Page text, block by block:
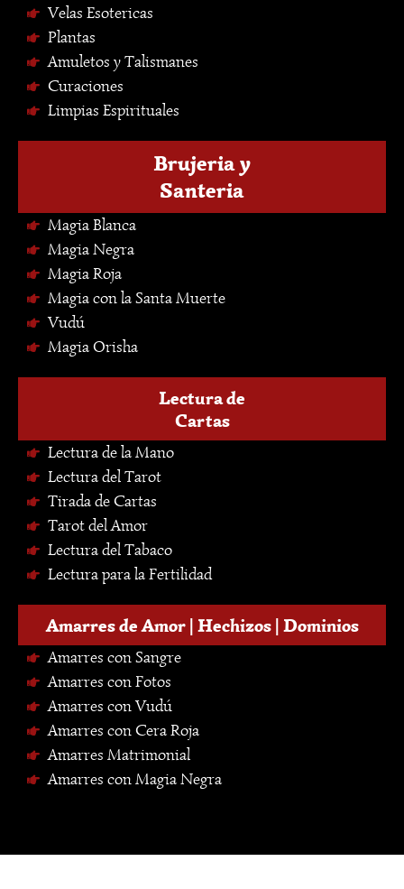
Velas Esotericas
Plantas
Amuletos y Talismanes
Curaciones
Limpias Espirituales
Brujeria y
Santeria
Magia Blanca
Magia Negra
Magia Roja
Magia con la Santa Muerte
Vudú
Magia Orisha
Lectura de
Cartas
Lectura de la Mano
Lectura del Tarot
Tirada de Cartas
Tarot del Amor
Lectura del Tabaco
Lectura para la Fertilidad
Amarres de Amor | Hechizos | Dominios
Amarres con Sangre
Amarres con Fotos
Amarres con Vudú
Amarres con Cera Roja
Amarres Matrimonial
Amarres con Magia Negra